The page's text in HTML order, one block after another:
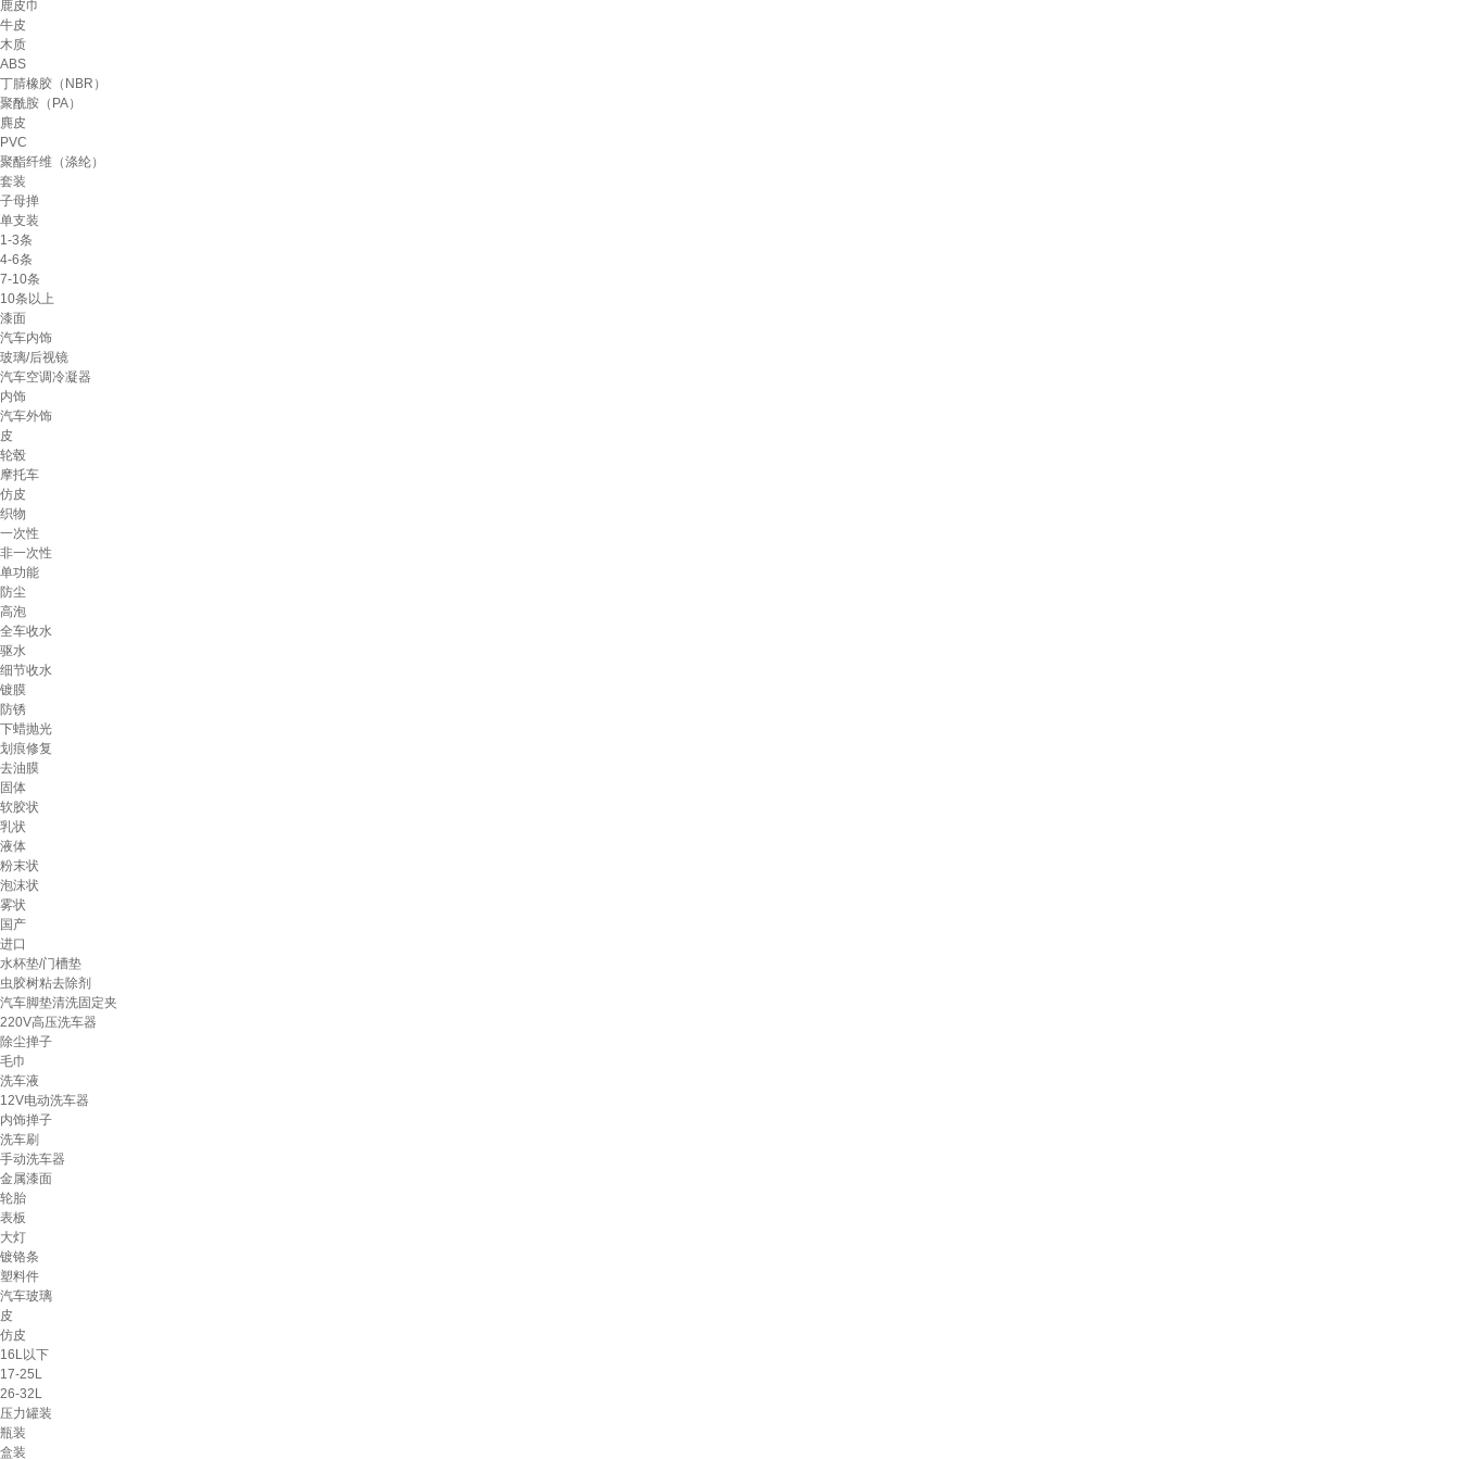
鹿皮巾
牛皮
木质
ABS
丁腈橡胶（NBR）
聚酰胺（PA）
麂皮
PVC
聚酯纤维（涤纶）
套装
子母掸
单支装
1-3条
4-6条
7-10条
10条以上
漆面
汽车内饰
玻璃/后视镜
汽车空调冷凝器
内饰
汽车外饰
皮
轮毂
摩托车
仿皮
织物
一次性
非一次性
单功能
防尘
高泡
全车收水
驱水
细节收水
镀膜
防锈
下蜡抛光
划痕修复
去油膜
固体
软胶状
乳状
液体
粉末状
泡沫状
雾状
国产
进口
水杯垫/门槽垫
虫胶树粘去除剂
汽车脚垫清洗固定夹
220V高压洗车器
除尘掸子
毛巾
洗车液
12V电动洗车器
内饰掸子
洗车刷
手动洗车器
金属漆面
轮胎
表板
大灯
镀铬条
塑料件
汽车玻璃
皮
仿皮
16L以下
17-25L
26-32L
压力罐装
瓶装
盒装